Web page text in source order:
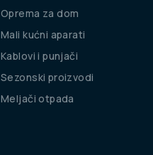
Oprema za dom
Mali kućni aparati
Kablovi i punjači
Sezonski proizvodi
Meljači otpada